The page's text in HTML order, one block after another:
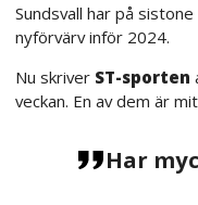
Sundsvall har på
nyförvärv inför 2024.
Nu skriver ST-sporten
veckan. En av dem är
Har